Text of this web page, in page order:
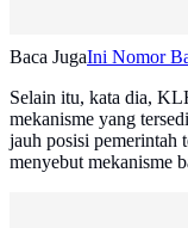
Baca JugaIni Nomor
Selain itu, kata dia,
mekanisme yang
jauh posisi pemerintah
menyebut mekanisme